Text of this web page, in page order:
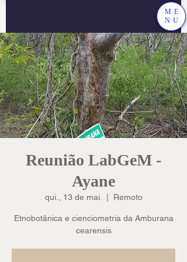
ME
NU
Reunião LabGeM -
Ayane
qui., 13 de mai. Remoto
Etnobotânica e cienciometria da Amburana
cearensis